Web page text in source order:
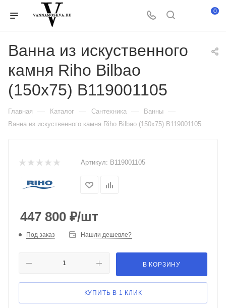
0
Ванна из искуственного
камня Riho Bilbao
(150x75) B119001105
Главная — Каталог — Сантехника — Ванны —
Ванна из искуственного камня Riho Bilbao (150x75) B119001105
Артикул: B119001105
447 800 ₽/шт
Под заказ Нашли дешевле?
В КОРЗИНУ
КУПИТЬ В 1 КЛИК